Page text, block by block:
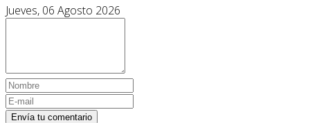
Jueves, 06 Agosto 2026
Envía tu comentario